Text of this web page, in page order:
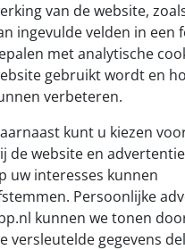
Nieuws
Voor de pers
van de website,
ingevulde velden in een
met analytische
gebruikt wordt en
verbeteren.
kunt u kiezen
de website en
uw interesses kunnen
Persoonlijke
kunnen we tonen
versleutelde gegevens